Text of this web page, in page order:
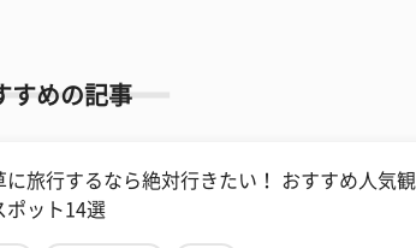
すめの記事
に旅行するなら絶対行きたい！ おすすめ人気観
ポット14選